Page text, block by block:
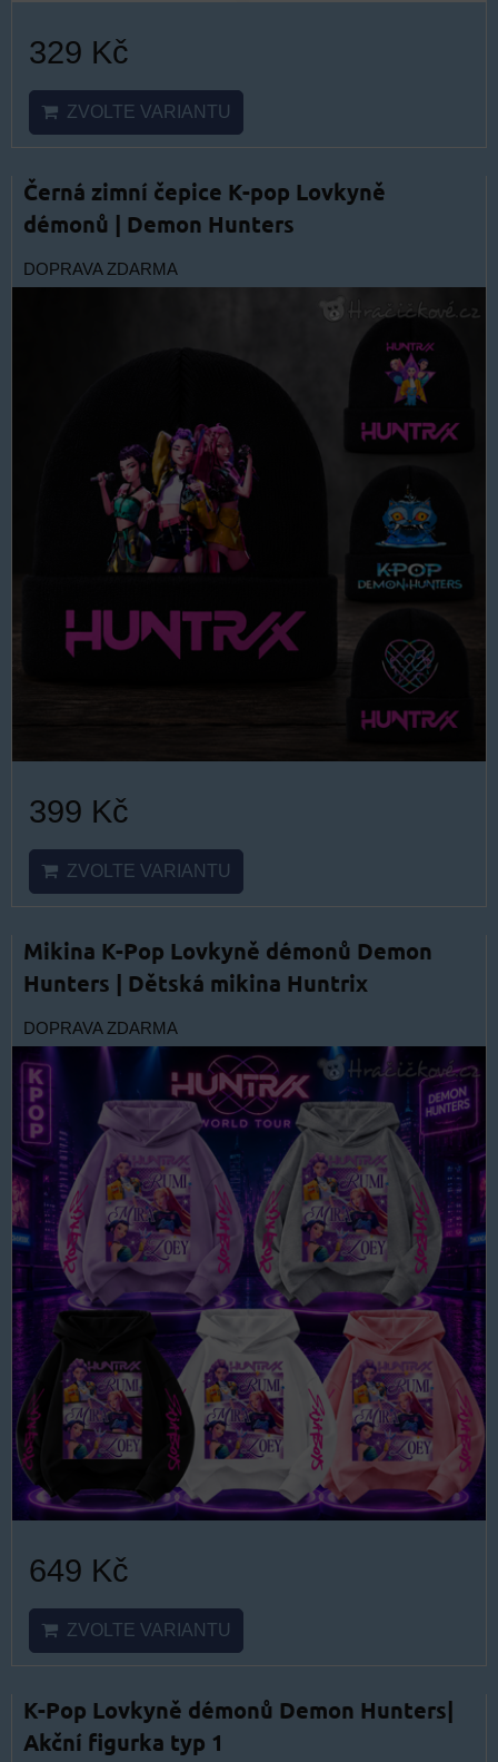
329 Kč
ZVOLTE VARIANTU
Černá zimní čepice K-pop Lovkyně
démonů | Demon Hunters
DOPRAVA ZDARMA
399 Kč
ZVOLTE VARIANTU
Mikina K-Pop Lovkyně démonů Demon
Hunters | Dětská mikina Huntrix
DOPRAVA ZDARMA
649 Kč
ZVOLTE VARIANTU
K-Pop Lovkyně démonů Demon Hunters|
Akční figurka typ 1